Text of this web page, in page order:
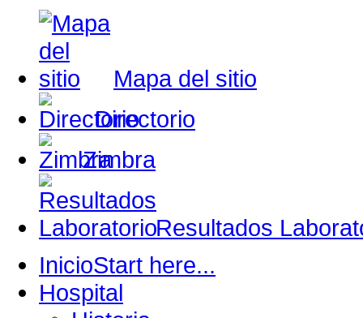
Mapa del sitio
Directorio
Zimbra
Resultados
InicioStart here...
Hospital